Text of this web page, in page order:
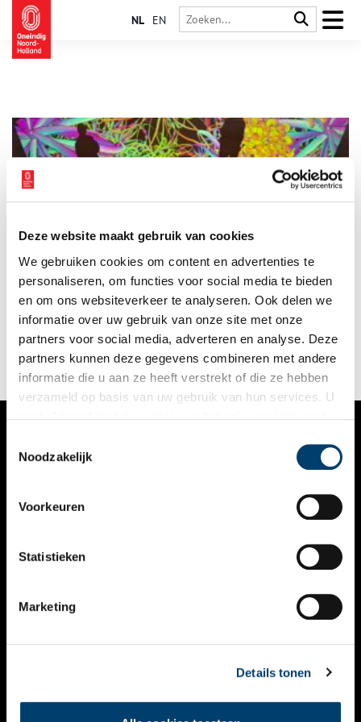
Deze website maakt gebruik van cookies
We gebruiken cookies om content en advertenties te
personaliseren, om functies voor social media te bieden
en om ons websiteverkeer te analyseren. Ook delen we
informatie over uw gebruik van onze site met onze
partners voor social media, adverteren en analyse. Deze
partners kunnen deze gegevens combineren met andere
informatie die u aan ze heeft verstrekt of die ze hebben
verzameld op basis van uw gebruik van hun services. U
Noodzakelijk
Voorkeuren
Statistieken
Marketing
Details tonen
NL EN
Aalsmeerse watertoren
Het Flower Art Museum presenteert dit winterseizoen een pop-
up tentoonstelling in de monumentale watertoren in Aalsmeer.
Van 18 december tot en met 15 februari staat “Flower Power in
the Water Tower” in het teken van kunst, natuur en licht, op
een unieke plek waar de hoogte, akoestiek en karakteristieke
betonstructuur een bijzondere ervaring creëren.
1 min
VERHALEN
KALENDER
THEMA’S
VIDEO’S
CONTACT